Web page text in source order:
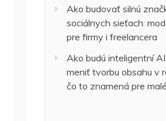
Ako budovať silnú
sociálnych sieťach:
pre firmy i freelancera
Ako budú inteligentní
meniť tvorbu obsahu v
čo to znamená pre